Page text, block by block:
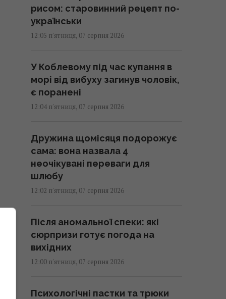
рисом: старовинний рецепт по-
українськи
12:05 п'ятниця, 07 серпня 2026
У Коблевому під час купання в
морі від вибуху загинув чоловік,
є поранені
12:04 п'ятниця, 07 серпня 2026
Дружина щомісяця подорожує
сама: вона назвала 4
неочікувані переваги для
шлюбу
12:02 п'ятниця, 07 серпня 2026
Після аномальної спеки: які
сюрпризи готує погода на
вихідних
12:00 п'ятниця, 07 серпня 2026
Психологічні пастки та трюки